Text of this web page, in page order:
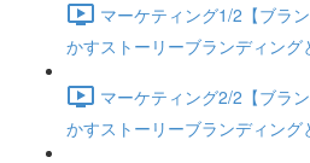
マーケティング1/2【ブラ
かすストーリーブランディン
マーケティング2/2【ブラ
かすストーリーブランディン